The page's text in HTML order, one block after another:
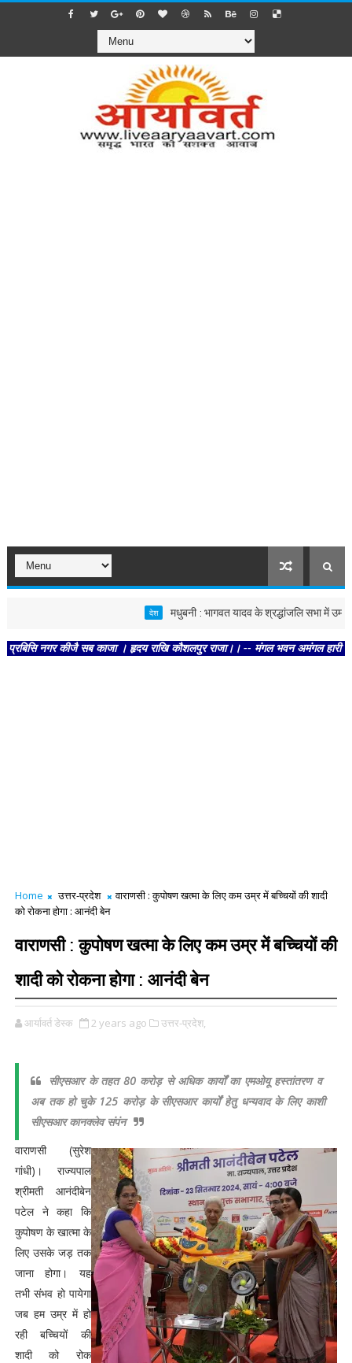
मधुबनी : भागवत यादव के श्रद्धांजलि सभा में उमड़ा
नगर कीजै सब काजा । हृदय राखि कौशलपुर राजा।। -- मंगल भवन अमंगल हारी। द्रवहु
Home उत्तर-प्रदेश
वाराणसी : कुपोषण खत्मा के लिए कम उम्र में बच्चियों की शादी
को रोकना होगा : आनंदी बेन
वाराणसी : कुपोषण खत्मा के लिए कम उम्र में बच्चियों की
शादी को रोकना होगा : आनंदी बेन
आर्यावर्त डेस्क 2 years ago उत्तर-प्रदेश,
सीएसआर के तहत 80 करोड़ से अधिक कार्यों का एमओयू हस्तांतरण व
अब तक हो चुके 125 करोड़ के सीएसआर कार्यों हेतु धन्यवाद के लिए काशी
सीएसआर कानक्लेव संपंन
वाराणसी (सुरेश
गांधी)। राज्यपाल
श्रीमती आनंदीबेन
पटेल ने कहा कि
कुपोषण के खात्मा के
लिए उसके जड़ तक
जाना होगा। यह
तभी संभव हो पायेगा
जब हम उम्र में हो
रही बच्चियों की
शादी को रोक